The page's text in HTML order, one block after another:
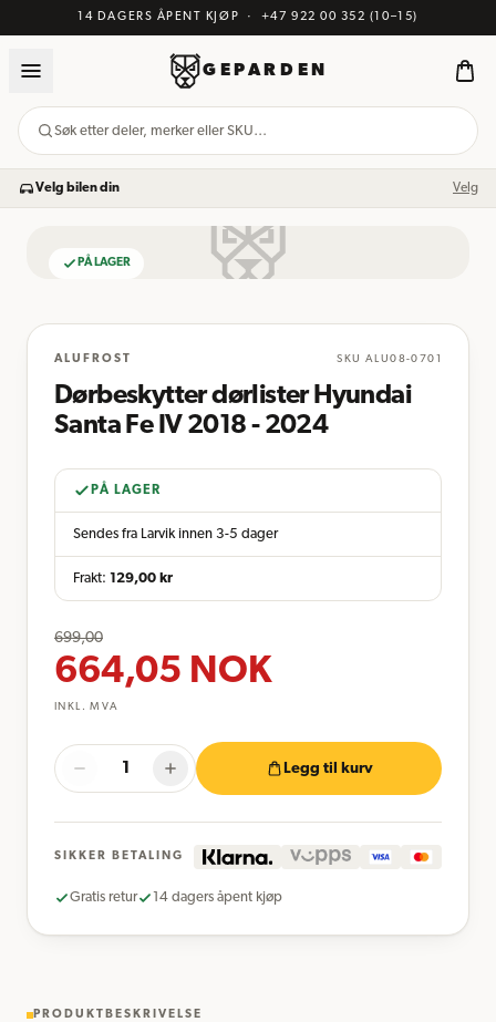
14 DAGERS ÅPENT KJØP · +47 922 00 352 (10–15)
GEPARDEN
Søk etter deler, merker eller SKU…
Velg bilen din Velg
PÅ LAGER
ALUFROST SKU ALU08-0701
Dørbeskytter dørlister Hyundai
Santa Fe IV 2018 - 2024
PÅ LAGER
Sendes fra Larvik innen 3-5 dager
Frakt: 129,00 kr
699,00
664,05 NOK
INKL. MVA
Legg til kurv
SIKKER BETALING
Gratis retur 14 dagers åpent kjøp
PRODUKTBESKRIVELSE